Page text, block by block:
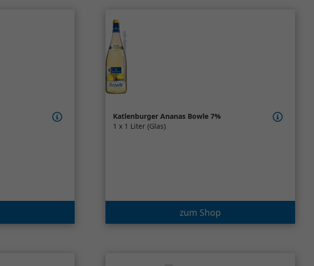
Katlenburger Ananas Bowle 7%
1 x 1 Liter (Glas)
zum Shop